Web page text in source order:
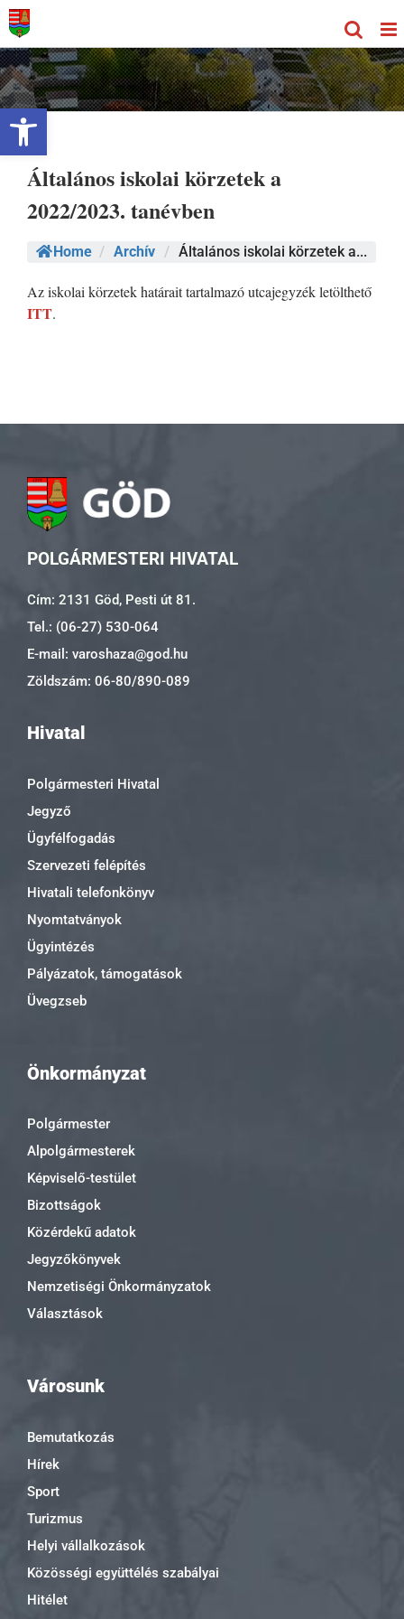
Eszköztár megnyitása
Kihagyás
Általános iskolai körzetek a
2022/2023. tanévben
Home / Archív / Általános iskolai körzetek a...
Az iskolai körzetek határait tartalmazó utcajegyzék letölthető
ITT.
POLGÁRMESTERI HIVATAL
Cím: 2131 Göd, Pesti út 81.
Tel.: (06-27) 530-064
E-mail: varoshaza@god.hu
Zöldszám: 06-80/890-089
Hivatal
Polgármesteri Hivatal
Jegyző
Ügyfélfogadás
Szervezeti felépítés
Hivatali telefonkönyv
Nyomtatványok
Ügyintézés
Pályázatok, támogatások
Üvegzseb
Önkormányzat
Polgármester
Alpolgármesterek
Képviselő-testület
Bizottságok
Közérdekű adatok
Jegyzőkönyvek
Nemzetiségi Önkormányzatok
Választások
Városunk
Bemutatkozás
Hírek
Sport
Turizmus
Helyi vállalkozások
Közösségi együttélés szabályai
Hitélet